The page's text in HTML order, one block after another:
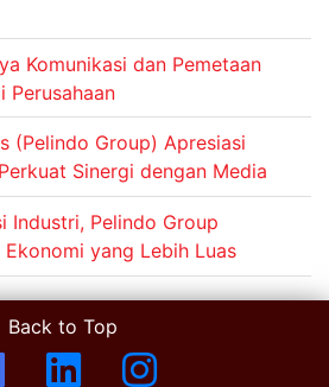
Komunikasi dan Pemetaan
Perusahaan
(Pelindo Group) Apresiasi
Sinergi dengan Media
Industri, Pelindo Group
yang Lebih Luas
Back to Top